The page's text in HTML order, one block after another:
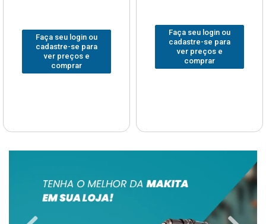
Faça seu login ou
cadastre-se para
ver preços e
comprar
Faça seu login ou
cadastre-se para
ver preços e
comprar